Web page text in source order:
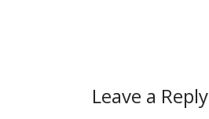
Leave a Reply